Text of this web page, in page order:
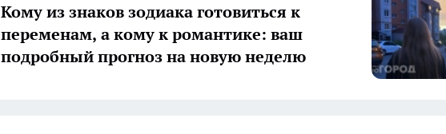
Кому из знаков зодиака готовиться к
переменам, а кому к романтике: ваш
подробный прогноз на новую неделю